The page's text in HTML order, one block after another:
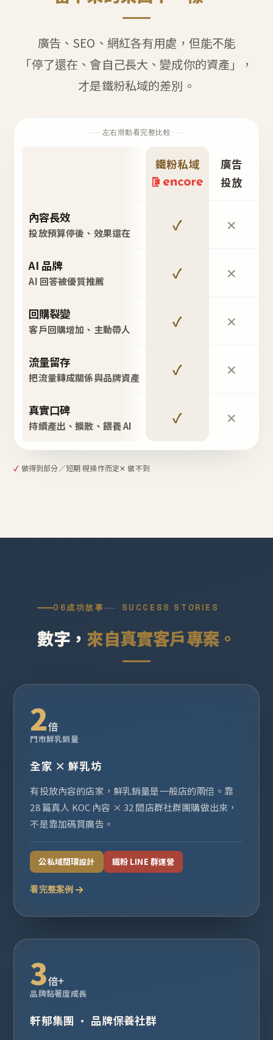
廣告、SEO、網紅各有用處，但能不能
「停了還在、會自己長大、變成你的資產」，
才是鐵粉私域的差別。
左右滑動看完整比較
鐵粉私域
廣告
投放
內容長效
投放預算停後、效果還在 ✓ ✕
AI 品牌
AI 回答被優質推薦 ✓ ✕
回購裂變
客戶回購增加、主動帶人 ✓ ✕
流量留存
把流量轉成關係與品牌資產 ✓ ✕
真實口碑
持續產出、擴散、餵養 AI ✓ ✕
✓ 做得到部分／短期 視操作而定✕ 做不到
06成功故事 SUCCESS STORIES
數字， 來自真實客戶專案。
2倍
門市鮮乳銷量
全家 × 鮮乳坊
有投放內容的店家，鮮乳銷量是一般店的兩倍。靠
28 篇真人 KOC 內容 × 32 間店群社群團購做出來，
不是靠加碼買廣告。
公私域閉環設計 鐵粉 LINE 群運營
看完整案例
3倍+
品牌黏著度成長
軒郁集團 · 品牌保養社群